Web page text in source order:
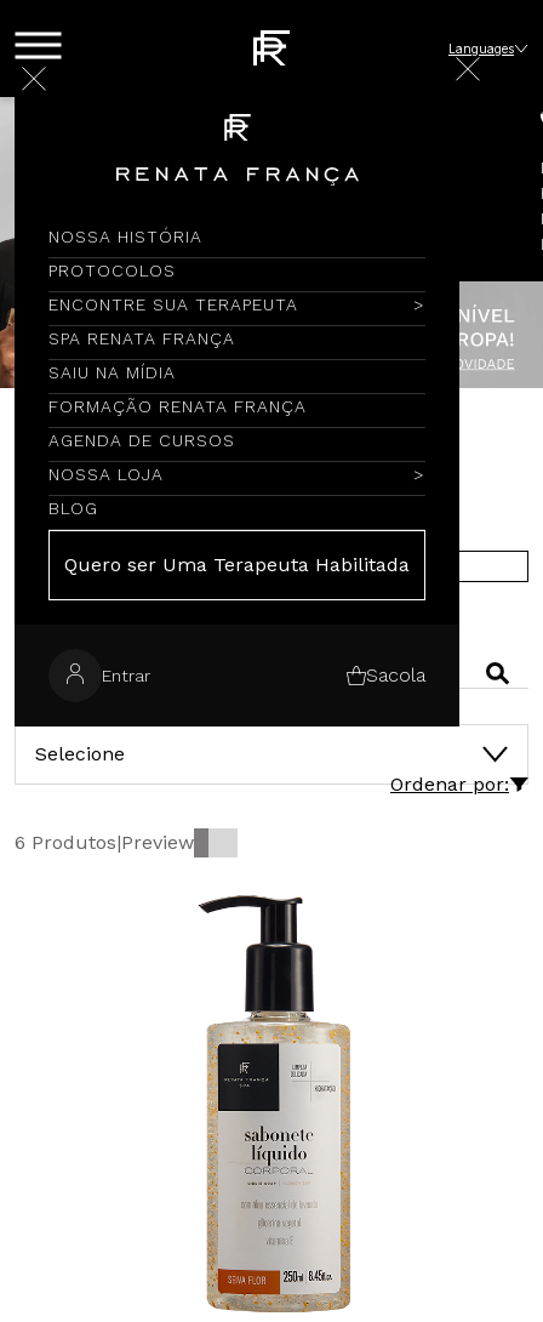
NOSSA HISTÓRIA
PROTOCOLOS
ENCONTRE SUA TERAPEUTA
SPA RENATA FRANÇA
SAIU NA MÍDIA
FORMAÇÃO RENATA FRANÇA
AGENDA DE CURSOS
NOSSA LOJA
BLOG
Quero ser Uma Terapeuta Habilitada
Entrar Sacola
Languages
Encontre por Nome
COMPRE NA EUROPA
Selecione
Ordenar por:
6 Produtos|Preview